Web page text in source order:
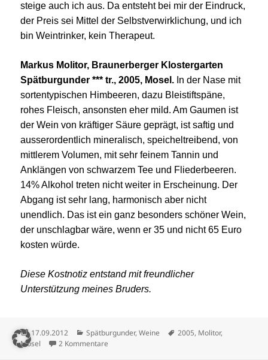
steige auch ich aus. Da entsteht bei mir der Eindruck,
der Preis sei Mittel der Selbstverwirklichung, und ich
bin Weintrinker, kein Therapeut.
Markus Molitor, Braunerberger Klostergarten
Spätburgunder *** tr., 2005, Mosel. In der Nase mit
sortentypischen Himbeeren, dazu Bleistiftspäne,
rohes Fleisch, ansonsten eher mild. Am Gaumen ist
der Wein von kräftiger Säure geprägt, ist saftig und
ausserordentlich mineralisch, speicheltreibend, von
mittlerem Volumen, mit sehr feinem Tannin und
Anklängen von schwarzem Tee und Fliederbeeren.
14% Alkohol treten nicht weiter in Erscheinung. Der
Abgang ist sehr lang, harmonisch aber nicht
unendlich. Das ist ein ganz besonders schöner Wein,
der unschlagbar wäre, wenn er 35 und nicht 65 Euro
kosten würde.
Diese Kostnotiz entstand mit freundlicher
Unterstützung meines Bruders.
Veröffentlicht
am
17.09.2012 Kategorien
Spätburgunder,Weine Schlagwörter
2005, Molitor,
Mosel
2 Kommentare